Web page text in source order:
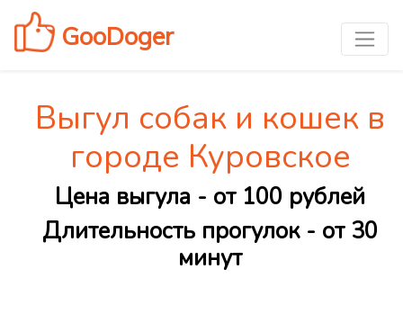
GooDoger
Выгул собак и кошек в
городе Куровское
Цена выгула - от 100 рублей
Длительность прогулок - от 30
минут